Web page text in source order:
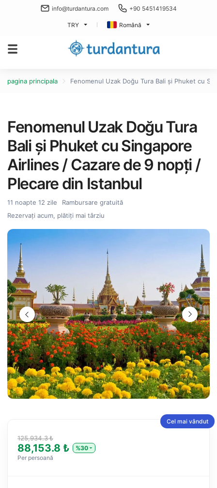
info@turdantura.com +90 5451419534
TRY Română
pagina principala Fenomenul Uzak Doğu Tura Bali și Phuket cu
Fenomenul Uzak Doğu Tura
Bali și Phuket cu Singapore
Airlines / Cazare de 9 nopți /
Plecare din Istanbul
11 noapte 12 zile
Rambursare gratuită
Rezervați acum, plătiți mai târziu
Cel mai vândut
125,934.3 ₺
88,153.8 ₺
%30
Per persoană